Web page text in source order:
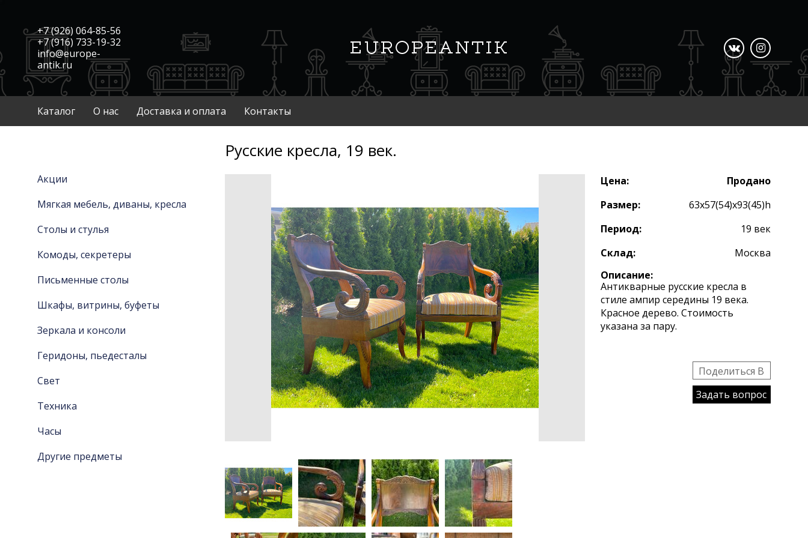
+7 (926) 064-85-56
+7 (916) 733-19-32
info@europe-
antik.ru
Каталог О нас Доставка и оплата Контакты
Акции
Мягкая мебель, диваны, кресла
Столы и стулья
Комоды, секретеры
Письменные столы
Шкафы, витрины, буфеты
Зеркала и консоли
Геридоны, пьедесталы
Свет
Техника
Часы
Другие предметы
Русские кресла, 19 век.
Цена:
Продано
Размер:
63х57(54)х93(45)h
Период:
19 век
Склад:
Москва
Описание:
Антикварные русские кресла в
стиле ампир середины 19 века.
Красное дерево. Стоимость
указана за пару.
Поделиться B
Задать вопрос